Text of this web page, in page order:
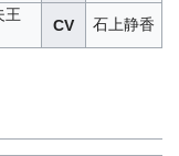
王
CV 石上静香